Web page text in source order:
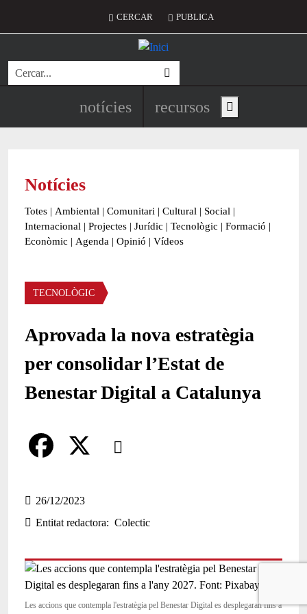
Menú del compte d'usuari
CERCAR PUBLICA
Cerca
Navegació principal de
notícies recursos Show main menu
Notícies
Totes | Ambiental | Comunitari | Cultural | Social |
Internacional | Projectes | Jurídic | Tecnològic | Formació |
Econòmic | Agenda | Opinió | Vídeos
Àmbit de la notícia
TECNOLÒGIC
Aprovada la nova estratègia
per consolidar l’Estat de
Benestar Digital a Catalunya
Comparteix
a
c
b
26/12/2023
Entitat redactora
Colectic
Les accions que contempla l'estratègia pel Benestar Digital es desplegaran fins a